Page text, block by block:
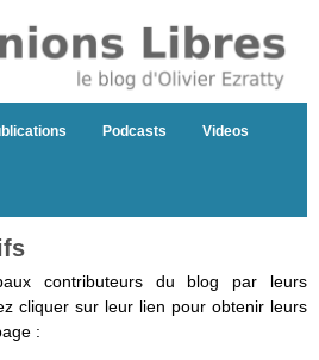
Podcasts Videos
contributeurs du blog par leurs
cliquer sur leur lien pour obtenir leurs
: